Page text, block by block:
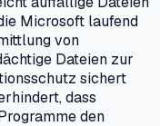
Microsoft laufend
von
Dateien zur
sichert
dass
den